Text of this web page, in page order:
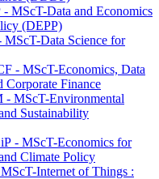
MScT-Data and Economics
(DEPP)
Data Science for
- MScT-Economics, Data
Corporate Finance
- MScT-Environmental
Sustainability
- MScT-Economics for
Climate Policy
Internet of Things :